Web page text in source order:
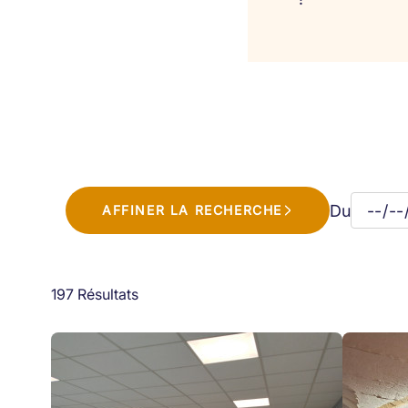
AFFINER LA RECHERCHE Du
197 Résultats